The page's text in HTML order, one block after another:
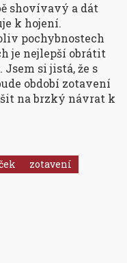
shovívavý a dát
k hojení.
pochybnostech
je nejlepší obrátit
Jsem si jistá, že s
období zotavení
na brzký návrat k
zotavení